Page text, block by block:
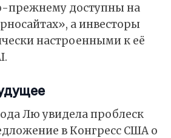
прежнему доступны на
а инвесторы
настроенными к её
Лю увидела проблеск
в Конгресс США о